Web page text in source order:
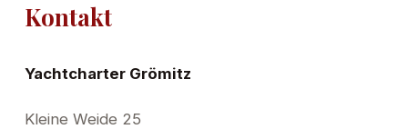
Kontakt
Yachtcharter Grömitz
Kleine Weide 25